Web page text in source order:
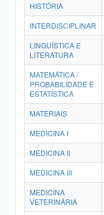
HISTÓRIA
INTERDISCIPLINAR
LINGUÍSTICA E
LITERATURA
MATEMÁTICA /
PROBABILIDADE E
ESTATÍSTICA
MATERIAIS
MEDICINA I
MEDICINA II
MEDICINA III
MEDICINA
VETERINÁRIA